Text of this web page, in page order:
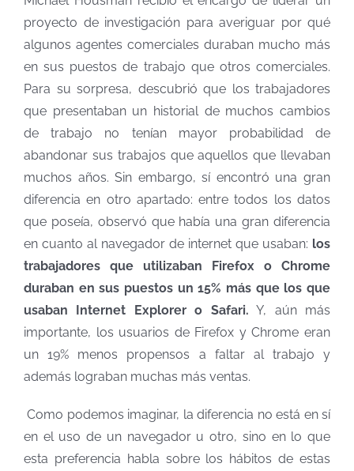
proyecto de investigación para averiguar por qué
algunos agentes comerciales duraban mucho más
en sus puestos de trabajo que otros comerciales.
Para su sorpresa, descubrió que los trabajadores
que presentaban un historial de muchos cambios
de trabajo no tenían mayor probabilidad de
abandonar sus trabajos que aquellos que llevaban
muchos años. Sin embargo, sí encontró una gran
diferencia en otro apartado: entre todos los datos
que poseía, observó que había una gran diferencia
en cuanto al navegador de internet que usaban: los
trabajadores que utilizaban Firefox o Chrome
duraban en sus puestos un 15% más que los que
usaban Internet Explorer o Safari. Y, aún más
importante, los usuarios de Firefox y Chrome eran
un 19% menos propensos a faltar al trabajo y
además lograban muchas más ventas.
Como podemos imaginar, la diferencia no está en sí
en el uso de un navegador u otro, sino en lo que
esta preferencia habla sobre los hábitos de estas